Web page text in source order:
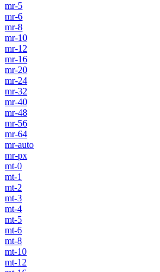
mr-5
mr-6
mr-8
mr-10
mr-12
mr-16
mr-20
mr-24
mr-32
mr-40
mr-48
mr-56
mr-64
mr-auto
mr-px
mt-0
mt-1
mt-2
mt-3
mt-4
mt-5
mt-6
mt-8
mt-10
mt-12